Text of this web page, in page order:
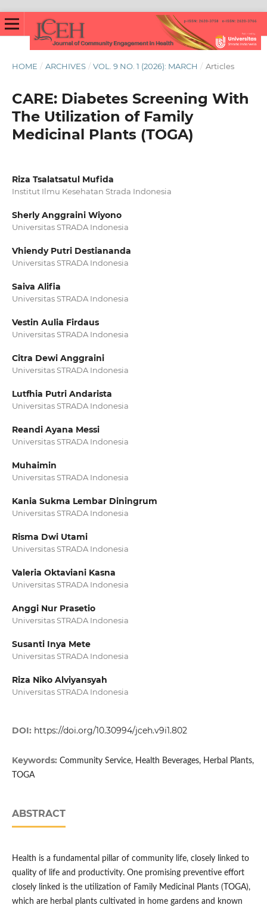
HOME / ARCHIVES / VOL. 9 NO. 1 (2026): MARCH / Articles
CARE: Diabetes Screening With
The Utilization of Family
Medicinal Plants (TOGA)
Riza Tsalatsatul Mufida
Institut Ilmu Kesehatan Strada Indonesia
Sherly Anggraini Wiyono
Universitas STRADA Indonesia
Vhiendy Putri Destiananda
Universitas STRADA Indonesia
Saiva Alifia
Universitas STRADA Indonesia
Vestin Aulia Firdaus
Universitas STRADA Indonesia
Citra Dewi Anggraini
Universitas STRADA Indonesia
Lutfhia Putri Andarista
Universitas STRADA Indonesia
Reandi Ayana Messi
Universitas STRADA Indonesia
Muhaimin
Universitas STRADA Indonesia
Kania Sukma Lembar Diningrum
Universitas STRADA Indonesia
Risma Dwi Utami
Universitas STRADA Indonesia
Valeria Oktaviani Kasna
Universitas STRADA Indonesia
Anggi Nur Prasetio
Universitas STRADA Indonesia
Susanti Inya Mete
Universitas STRADA Indonesia
Riza Niko Alviyansyah
Universitas STRADA Indonesia
DOI: https://doi.org/10.30994/jceh.v9i1.802
Keywords: Community Service, Health Beverages, Herbal Plants,
TOGA
ABSTRACT
Health is a fundamental pillar of community life, closely linked to
quality of life and productivity. One promising preventive effort
closely linked is the utilization of Family Medicinal Plants (TOGA),
which are herbal plants cultivated in home gardens and known